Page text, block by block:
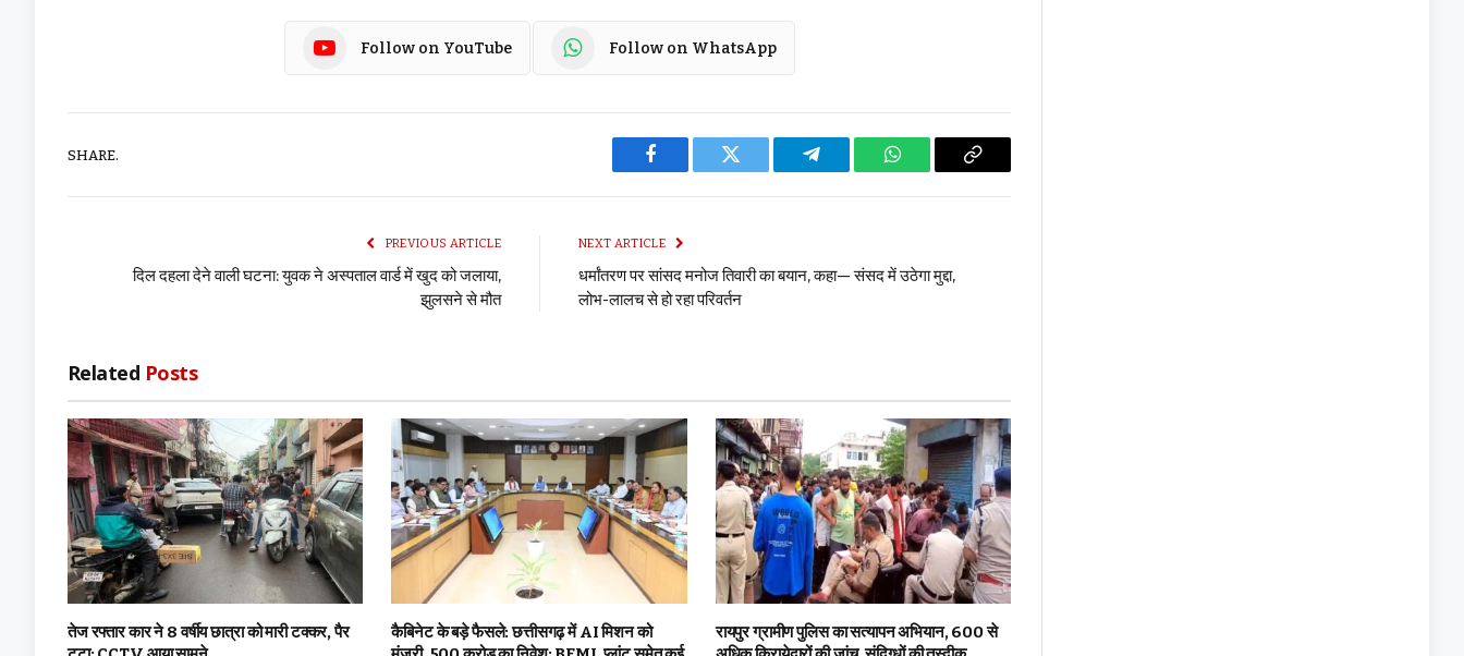
Follow on YouTube Follow on WhatsApp
SHARE.
Facebook Twitter Telegram WhatsAppCopy
PREVIOUS ARTICLE
दिल दहला देने वाली घटना: युवक ने अस्पताल वार्ड में खुद को जलाया,
झुलसने से मौत
NEXT ARTICLE
धर्मांतरण पर सांसद मनोज तिवारी का बयान, कहा— संसद में उठेगा मुद्दा,
लोभ-लालच से हो रहा परिवर्तन
Related Posts
तेज रफ्तार कार ने 8 वर्षीय छात्रा को मारी टक्कर, पैर
कैबिनेट के बड़े फैसले: छत्तीसगढ़ में AI मिशन को
रायपुर ग्रामीण पुलिस का सत्यापन अभियान, 600 से